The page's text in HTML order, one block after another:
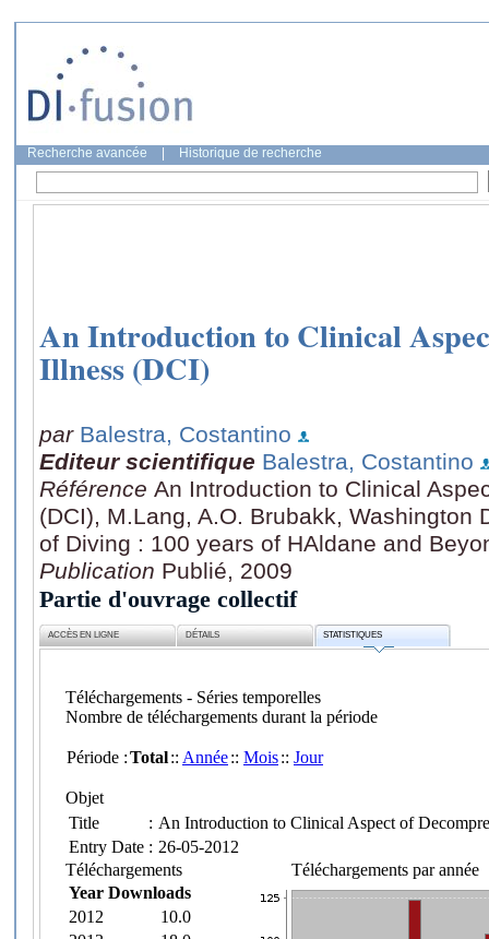
Recherche avancée Historique de recherche
An Introduction to Clinical
Illness (DCI)
par Balestra, Costantino
Editeur scientifique Balestra, Costantino
Référence An Introduction to Clinical
(DCI), M.Lang, A.O. Brubakk, Washington
of Diving : 100 years of HAldane and
Publication Publié, 2009
Partie d'ouvrage collectif
ACCÈS EN LIGNE DÉTAILS STATISTIQUES